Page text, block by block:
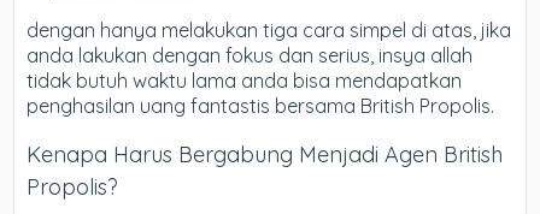
dengan hanya melakukan tiga cara simpel di atas, jika
anda lakukan dengan fokus dan serius, insya allah
tidak butuh waktu lama anda bisa mendapatkan
penghasilan uang fantastis bersama British Propolis.
Kenapa Harus Bergabung Menjadi Agen British
Propolis?